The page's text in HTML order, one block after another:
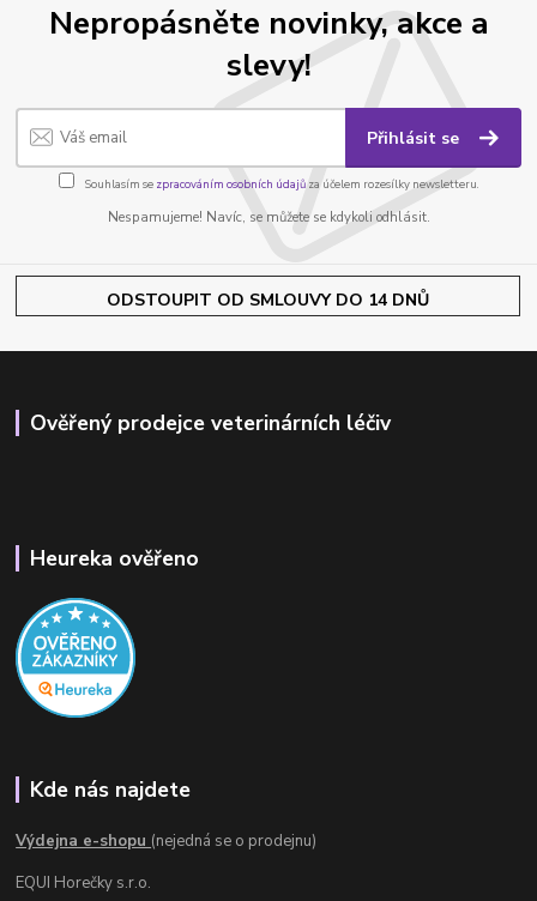
Nepropásněte novinky, akce a
slevy!
Přihlásit se
Souhlasím se zpracováním osobních údajůza účelem rozesílky newsletteru.
Nespamujeme! Navíc, se můžete se kdykoli odhlásit.
ODSTOUPIT OD SMLOUVY DO 14 DNŮ
Ověřený prodejce veterinárních léčiv
Heureka ověřeno
Kde nás najdete
Výdejna e-shopu (nejedná se o prodejnu)
EQUI Horečky s.r.o.